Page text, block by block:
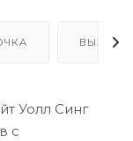
ВЫЗОВ
Уолл Синг
с